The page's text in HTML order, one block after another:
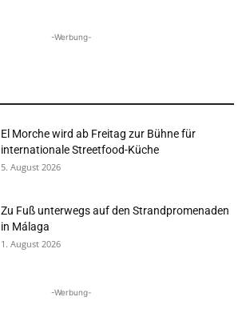
-Werbung-
El Morche wird ab Freitag zur Bühne für
internationale Streetfood-Küche
5. August 2026
Zu Fuß unterwegs auf den Strandpromenaden
in Málaga
1. August 2026
-Werbung-